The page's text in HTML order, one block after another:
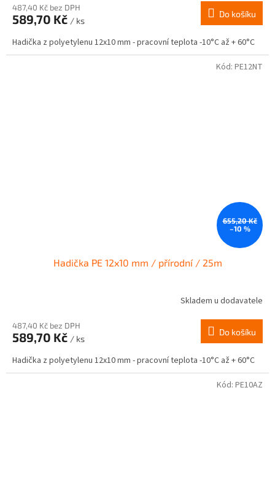
487,40 Kč bez DPH
589,70 Kč / ks
Do košíku
Hadička z polyetylenu 12x10 mm - pracovní teplota -10°C až + 60°C
655,20 Kč
–10 %
Hadička PE 12x10 mm / přírodní / 25m
Skladem u dodavatele
487,40 Kč bez DPH
589,70 Kč / ks
Do košíku
Hadička z polyetylenu 12x10 mm - pracovní teplota -10°C až + 60°C
Kód: PE12NT
Kód: PE10AZ